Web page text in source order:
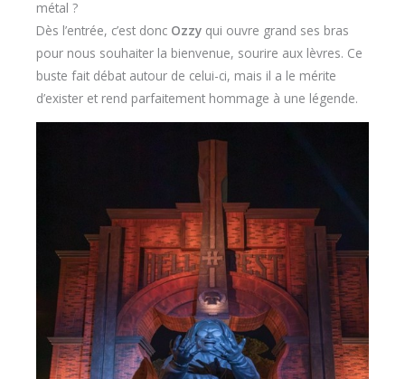
métal ?
Dès l’entrée, c’est donc Ozzy qui ouvre grand ses bras
pour nous souhaiter la bienvenue, sourire aux lèvres. Ce
buste fait débat autour de celui-ci, mais il a le mérite
d’exister et rend parfaitement hommage à une légende.